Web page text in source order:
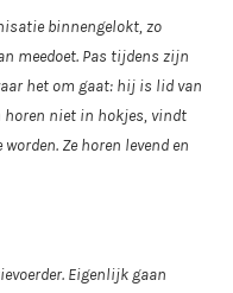
binnengelokt, zo
meedoet. Pas tijdens zijn
het om gaat: hij is lid van
horen niet in hokjes, vindt
Ze horen levend en
Eigenlijk gaan